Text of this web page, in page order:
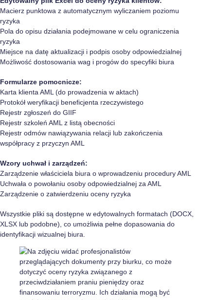
Macierz punktowa z automatycznym wyliczaniem poziomu
ryzyka
Pola do opisu działania podejmowane w celu ograniczenia
ryzyka
Miejsce na datę aktualizacji i podpis osoby odpowiedzialnej
Możliwość dostosowania wag i progów do specyfiki biura
Formularze pomocnicze:
Karta klienta AML (do prowadzenia w aktach)
Protokół weryfikacji beneficjenta rzeczywistego
Rejestr zgłoszeń do GIIF
Rejestr szkoleń AML z listą obecności
Rejestr odmów nawiązywania relacji lub zakończenia
współpracy z przyczyn AML
Wzory uchwał i zarządzeń:
Zarządzenie właściciela biura o wprowadzeniu procedury AML
Uchwała o powołaniu osoby odpowiedzialnej za AML
Zarządzenie o zatwierdzeniu oceny ryzyka
Wszystkie pliki są dostępne w edytowalnych formatach (DOCX,
XLSX lub podobne), co umożliwia pełne dopasowania do
identyfikacji wizualnej biura.